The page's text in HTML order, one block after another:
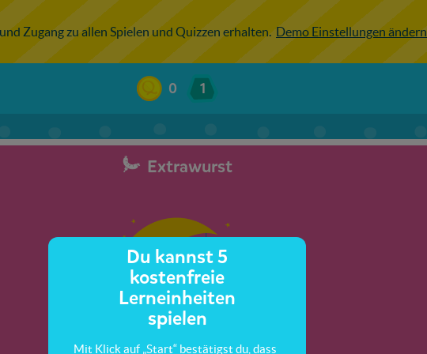
Zugang zu allen Spielen und Quizzen erhalten. Demo Einstellungen ändern
0 1
Extrawurst
Du kannst 5
kostenfreie
Lerneinheiten
spielen
Mit Klick auf „Start“ bestätigst du, dass